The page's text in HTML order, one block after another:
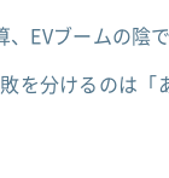
、EVブームの陰
を分けるのは「